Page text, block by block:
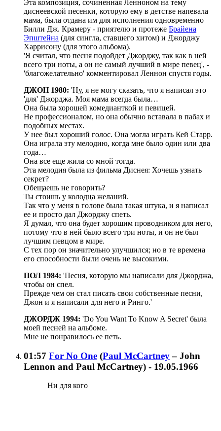
Эта композиция, сочиненная Ленноном на тему
диснеевской песенки, которую ему в детстве напевала
мама, была отдана им для исполнения одновременно
Билли Дж. Крамеру - приятелю и протеже Брайена
Эпштейна (для сингла, ставшего хитом) и Джорджу
Харрисону (для этого альбома).
'Я считал, что песня подойдет Джорджу, так как в ней
всего три ноты, а он не самый лучший в мире певец', -
'благожелательно' комментировал Леннон спустя годы.
ДЖОН 1980: 'Ну, я не могу сказать, что я написал это
'для' Джорджа. Моя мама всегда была…
Она была хорошей комедианткой и певицей.
Не профессионалом, но она обычно вставала в пабах и
подобных местах.
У нее был хороший голос. Она могла играть Кей Старр.
Она играла эту мелодию, когда мне было один или два
года…
Она все еще жила со мной тогда.
Эта мелодия была из фильма Диснея: Хочешь узнать
секрет?
Обещаешь не говорить?
Ты стоишь у колодца желаний.
Так что у меня в голове была такая штука, и я написал
ее и просто дал Джорджу спеть.
Я думал, что она будет хорошим проводником для него,
потому что в ней было всего три ноты, и он не был
лучшим певцом в мире.
С тех пор он значительно улучшился; но в те времена
его способности были очень не высокими.
ПОЛ 1984: 'Песня, которую мы написали для Джорджа,
чтобы он спел.
Прежде чем он стал писать свои собственные песни,
Джон и я написали для него и Ринго.'
ДЖОРДЖ 1994: 'Do You Want To Know A Secret' была
моей песней на альбоме.
Мне не понравилось ее петь.
01:57 For No One (Paul McCartney – John
Lennon and Paul McCartney) - 19.05.1966
Ни для кого